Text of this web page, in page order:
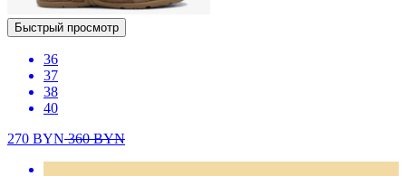
Быстрый просмотр
36
37
38
40
270 BYN360BYN